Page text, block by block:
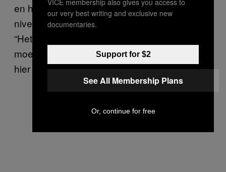
en hulp aan Oekraïne. “Dat bereikt niet het
niveau voor nucleaire signalering,” zegt hij.
“Het zou in een situatie als deze geen rol
moeten spelen. Het baart me zorgen dat hij
hier desondanks toe bereid is.”
our very best writing and exclusive new
documentaries.
Support for $2
See All Membership Plans
Or, continue for free